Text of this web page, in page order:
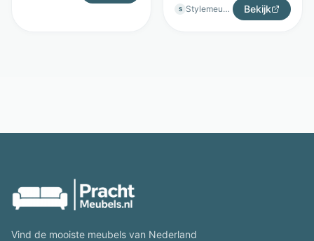
S Stylemeubels Bekijk
Vind de mooiste meubels van Nederland